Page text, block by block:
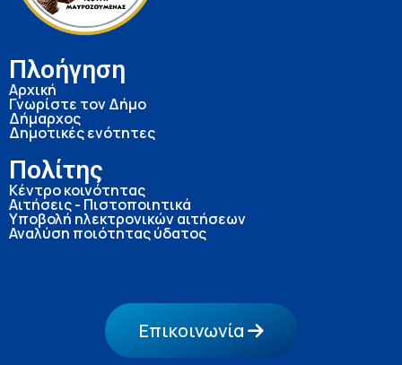
Πλοήγηση
Αρχική
Γνωρίστε τον Δήμο
Δήμαρχος
Δημοτικές ενότητες
Πολίτης
Κέντρο κοινότητας
Αιτήσεις - Πιστοποιητικά
Υποβολή ηλεκτρονικών αιτήσεων
Αναλύση ποιότητας ύδατος
Επικοινωνία